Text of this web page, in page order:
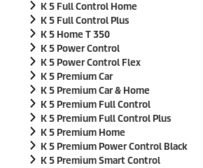
K 5 Full Control Home
K 5 Full Control Plus
K 5 Home T 350
K 5 Power Control
K 5 Power Control Flex
K 5 Premium Car
K 5 Premium Car & Home
K 5 Premium Full Control
K 5 Premium Full Control Plus
K 5 Premium Home
K 5 Premium Power Control Black
K 5 Premium Smart Control